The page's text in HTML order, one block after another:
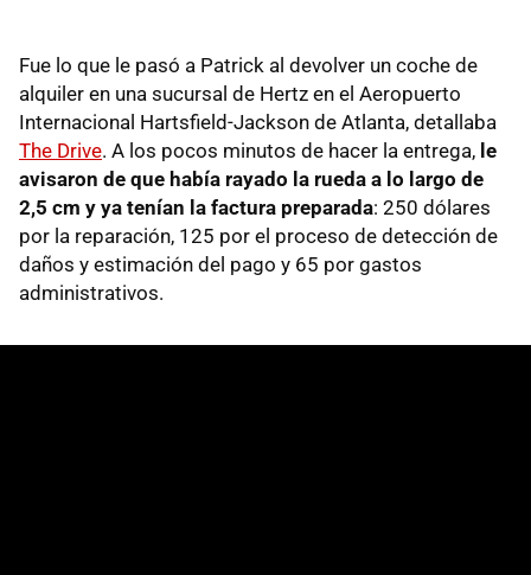
Fue lo que le pasó a Patrick al devolver un coche de
alquiler en una sucursal de Hertz en el Aeropuerto
Internacional Hartsfield-Jackson de Atlanta, detallaba
The Drive. A los pocos minutos de hacer la entrega, le
avisaron de que había rayado la rueda a lo largo de
2,5 cm y ya tenían la factura preparada: 250 dólares
por la reparación, 125 por el proceso de detección de
daños y estimación del pago y 65 por gastos
administrativos.